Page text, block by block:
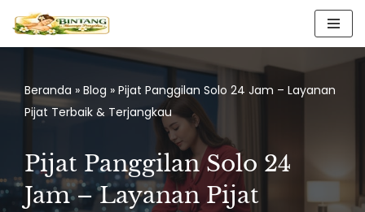
Lompat
konten
Beranda » Blog » Pijat Panggilan Solo 24 Jam – Layanan
Pijat Terbaik & Terjangkau
Pijat Panggilan Solo 24
Jam – Layanan Pijat